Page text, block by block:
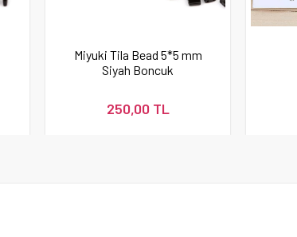
Miyuki Tila Bead 5*5 mm
Siyah Boncuk
250,00 TL